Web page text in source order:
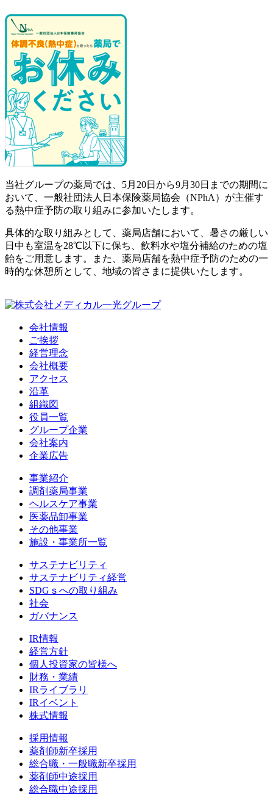
当社グループの薬局では、5月20日から9月30日までの期間に
おいて、一般社団法人日本保険薬局協会（NPhA）が主催す
る熱中症予防の取り組みに参加いたします。
具体的な取り組みとして、薬局店舗において、暑さの厳しい
日中も室温を28℃以下に保ち、飲料水や塩分補給のための塩
飴をご用意します。また、薬局店舗を熱中症予防のための一
時的な休憩所として、地域の皆さまに提供いたします。
会社情報
ご挨拶
経営理念
会社概要
アクセス
沿革
組織図
役員一覧
グループ企業
会社案内
企業広告
事業紹介
調剤薬局事業
ヘルスケア事業
医薬品卸事業
その他事業
施設・事業所一覧
サステナビリティ
サステナビリティ経営
SDGｓへの取り組み
社会
ガバナンス
IR情報
経営方針
個人投資家の皆様へ
財務・業績
IRライブラリ
IRイベント
株式情報
採用情報
薬剤師新卒採用
総合職・一般職新卒採用
薬剤師中途採用
総合職中途採用